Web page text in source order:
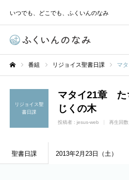
いつでも、どこでも、ふくいんのなみ
番組 リジョイス聖書日課 マタ
リジョイス聖
書日課
マタイ21章 た
じくの木
投稿者 : jesus-web 再生回
聖書日課 2013年2月23日（土）